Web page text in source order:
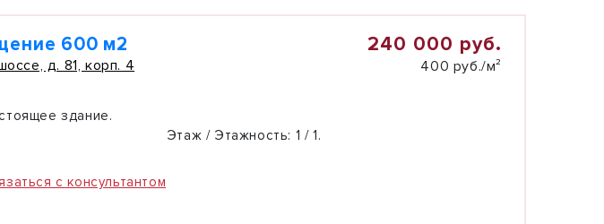
600 м2
д. 81, корп. 4
240 000 руб.
400 руб./м²
здание.
Этаж / Этажность: 1 / 1.
с консультантом